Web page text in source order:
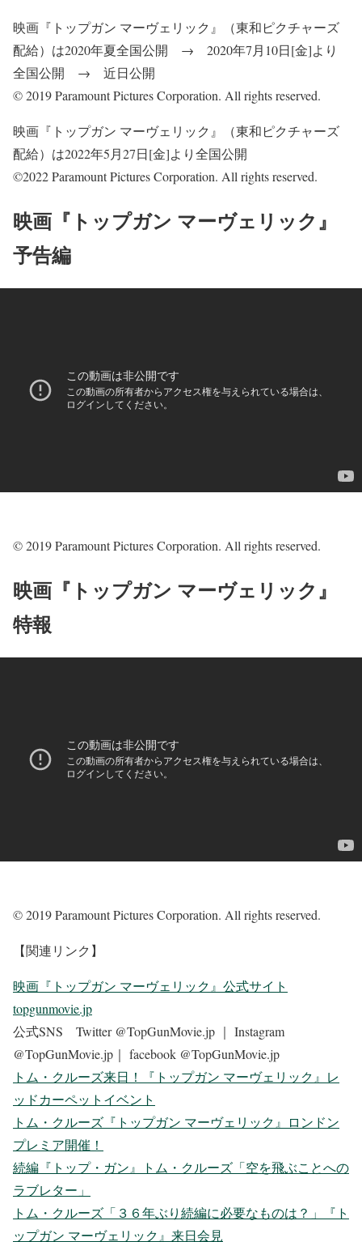
映画『トップガン マーヴェリック』（東和ピクチャーズ
配給）は2020年夏全国公開 → 2020年7月10日[金]より
全国公開 → 近日公開
© 2019 Paramount Pictures Corporation. All rights reserved.
映画『トップガン マーヴェリック』（東和ピクチャーズ
配給）は2022年5月27日[金]より全国公開
©2022 Paramount Pictures Corporation. All rights reserved.
映画『トップガン マーヴェリック』
予告編
© 2019 Paramount Pictures Corporation. All rights reserved.
映画『トップガン マーヴェリック』
特報
© 2019 Paramount Pictures Corporation. All rights reserved.
【関連リンク】
映画『トップガン マーヴェリック』公式サイト
topgunmovie.jp
公式SNS Twitter @TopGunMovie.jp ｜ Instagram
@TopGunMovie.jp｜ facebook @TopGunMovie.jp
トム・クルーズ来日！『トップガン マーヴェリック』レ
ッドカーペットイベント
トム・クルーズ『トップガン マーヴェリック』ロンドン
プレミア開催！
続編『トップ・ガン』トム・クルーズ「空を飛ぶことへの
ラブレター」
トム・クルーズ「３６年ぶり続編に必要なものは？」『ト
ップガン マーヴェリック』来日会見